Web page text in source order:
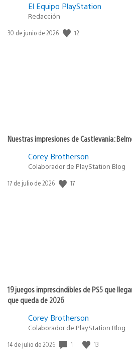
El Equipo PlayStation
Redacción
Fecha
30 de junio de 2026 12
Nuestras impresiones de Castlevania:
Corey Brotherson
Colaborador de PlayStation Blog
Fecha
17 de julio de 2026 17
19 juegos imprescindibles de PS5 que
que queda de 2026
Corey Brotherson
Colaborador de PlayStation Blog
Fecha
14 de julio de 2026 1 13